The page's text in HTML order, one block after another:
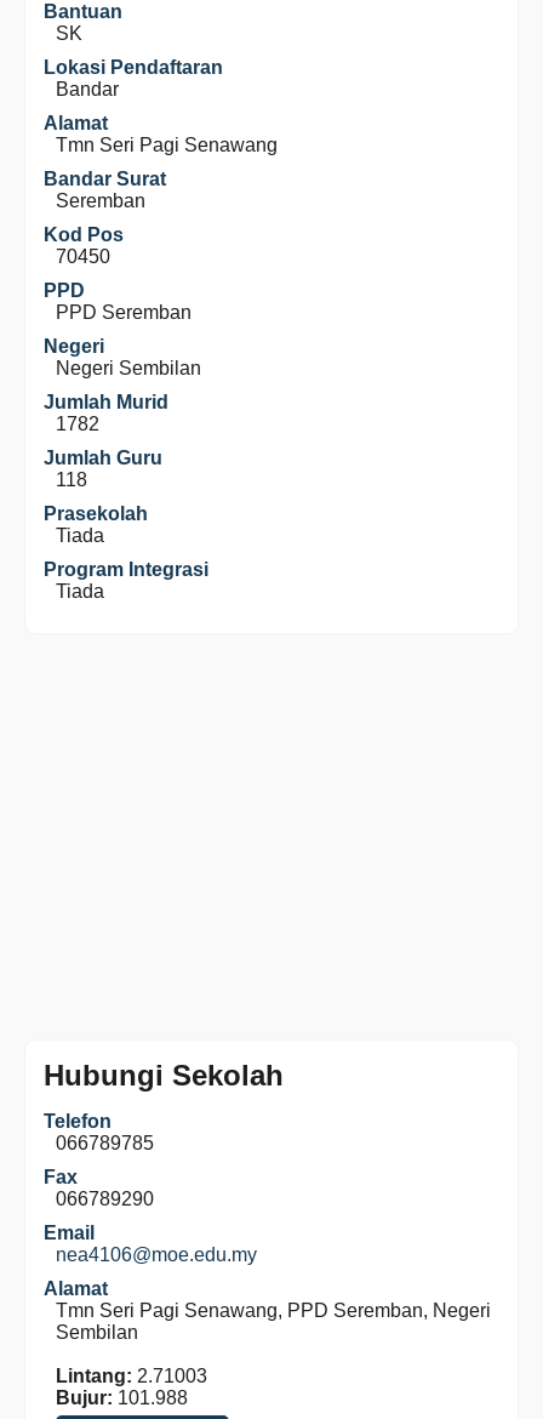
Bantuan
SK
Lokasi Pendaftaran
Bandar
Alamat
Tmn Seri Pagi Senawang
Bandar Surat
Seremban
Kod Pos
70450
PPD
PPD Seremban
Negeri
Negeri Sembilan
Jumlah Murid
1782
Jumlah Guru
118
Prasekolah
Tiada
Program Integrasi
Tiada
Hubungi Sekolah
Telefon
066789785
Fax
066789290
Email
nea4106@moe.edu.my
Alamat
Tmn Seri Pagi Senawang, PPD Seremban, Negeri
Sembilan
Lintang: 2.71003
Bujur: 101.988